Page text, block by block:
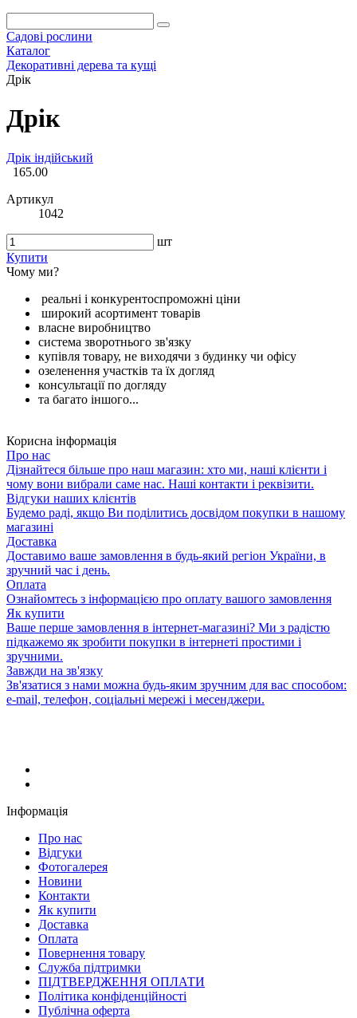
Садові рослини
Каталог
Декоративні дерева та кущі
Дрік
Дрік
Дрік індійський
165.00
Артикул
1042
шт
Купити
Чому ми?
реальні і конкурентоспроможні ціни
широкий асортимент товарів
власне виробництво
система зворотнього зв'язку
купівля товару, не виходячи з будинку чи офісу
озеленення участків та їх догляд
консультації по догляду
та багато іншого...
Корисна інформація
Про нас
Дізнайтеся більше про наш магазин: хто ми, наші клієнти і
чому вони вибрали саме нас. Наші контакти і реквізити.
Відгуки наших клієнтів
Будемо раді, якщо Ви поділитись досвідом покупки в нашому
магазині
Доставка
Доставимо ваше замовлення в будь-який регіон України, в
зручний час і день.
Оплата
Ознайомтесь з інформацією про оплату вашого замовлення
Як купити
Ваше перше замовлення в інтернет-магазині? Ми з радістю
підкажемо як зробити покупки в інтернеті простими і
зручними.
Завжди на зв'язку
Зв'язатися з нами можна будь-яким зручним для вас способом:
e-mail, телефон, соціальні мережі і месенджери.
Інформація
Про нас
Відгуки
Фотогалерея
Новини
Контакти
Як купити
Доставка
Оплата
Повернення товару
Служба підтримки
ПІДТВЕРДЖЕННЯ ОПЛАТИ
Політика конфіденційності
Публічна оферта